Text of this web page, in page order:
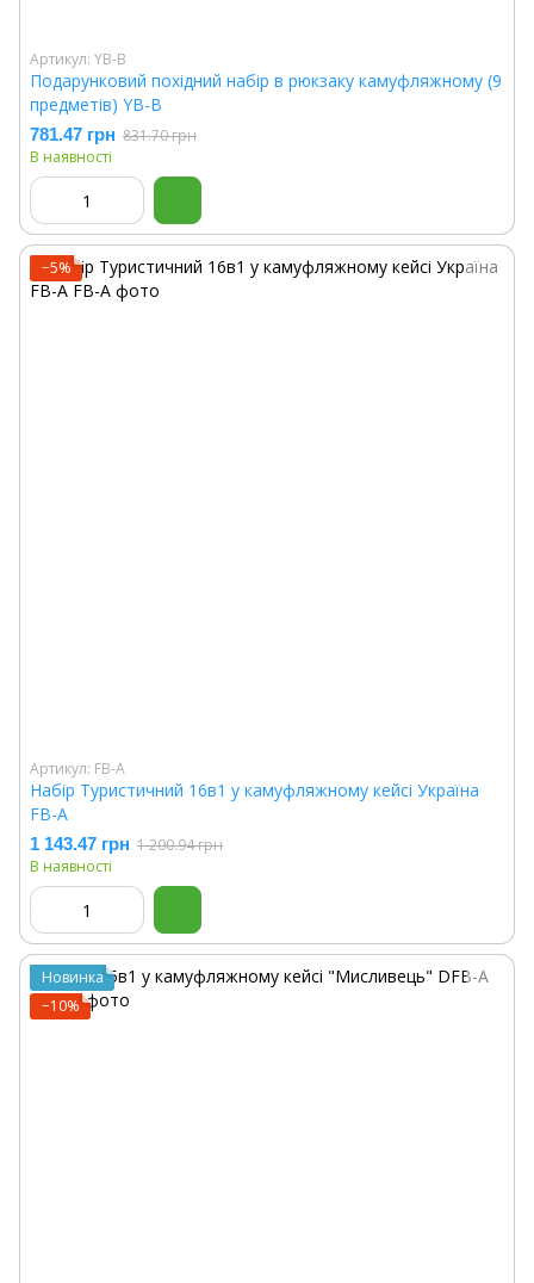
Артикул: YB-B
Подарунковий похідний набір в рюкзаку камуфляжному (9
предметів) YB-B
781.47 грн 831.70 грн
В наявності
−5%
Артикул: FB-A
Набір Туристичний 16в1 у камуфляжному кейсі Україна
FB-A
1 143.47 грн 1 200.94 грн
В наявності
Новинка
−10%